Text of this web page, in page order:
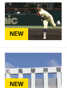
NEW
NEW